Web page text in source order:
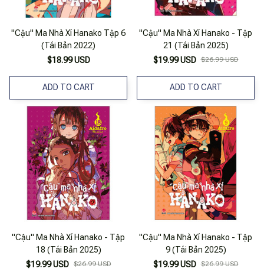
"Cậu" Ma Nhà Xí Hanako Tập 6
(Tái Bản 2022)
$18.99 USD
ADD TO CART
"Cậu" Ma Nhà Xí Hanako - Tập
21 (Tái Bản 2025)
$19.99 USD $26.99 USD
ADD TO CART
"Cậu" Ma Nhà Xí Hanako - Tập
18 (Tái Bản 2025)
$19.99 USD $26.99 USD
"Cậu" Ma Nhà Xí Hanako - Tập
9 (Tái Bản 2025)
$19.99 USD $26.99 USD